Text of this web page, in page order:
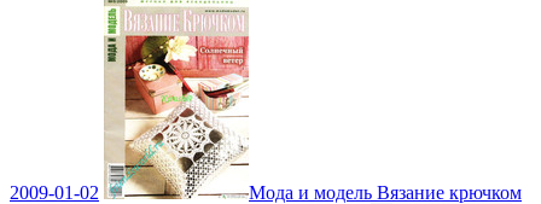
2009-01-02 Мода и модель Вязание крючком